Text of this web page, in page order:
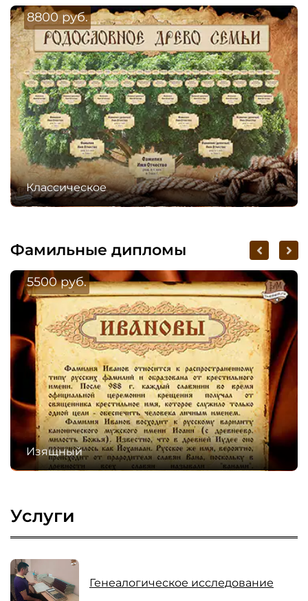
8800 руб.
Классическое
Фамильные дипломы
5500 руб.
Изящный
Услуги
Генеалогическое исследование